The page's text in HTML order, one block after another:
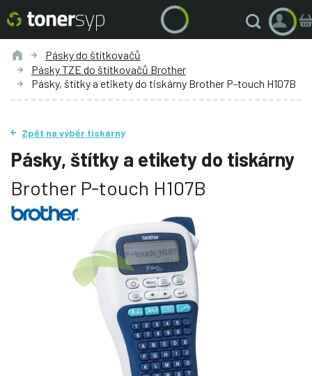
Pásky do štítkovačů
Pásky TZE do štítkovačů Brother
Pásky, štítky a etikety do tiskárny Brother P-touch H107B
Zpět na výběr tiskárny
Pásky, štítky a etikety do tiskárny
Brother P-touch H107B